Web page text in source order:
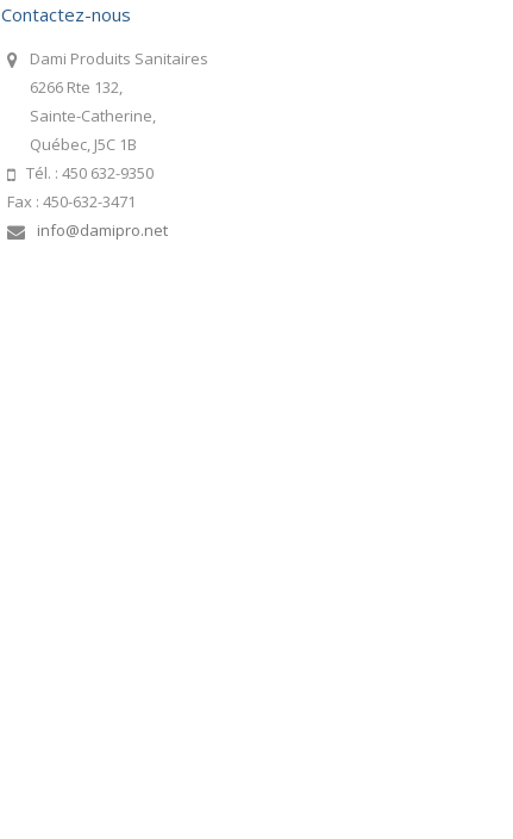
Contactez-nous
Dami Produits Sanitaires
6266 Rte 132,
Sainte-Catherine,
Québec, J5C 1B
Tél. : 450 632-9350
Fax : 450-632-3471
info@damipro.net